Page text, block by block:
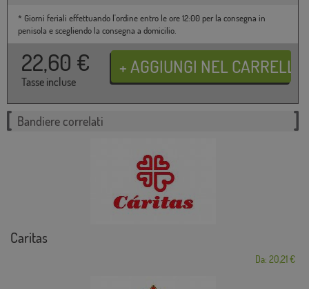
* Giorni feriali effettuando l'ordine entro le ore 12:00 per la consegna in
penisola e scegliendo la consegna a domicilio.
22,60 €
Tasse incluse
Bandiere correlati
Caritas
Da: 20,21 €